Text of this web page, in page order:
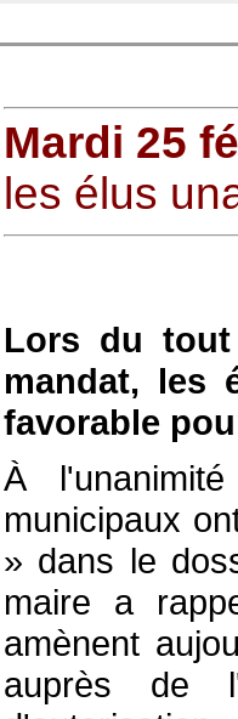
Mardi 25
les élus
Lors du
mandat, les
favorable
À
municipaux
» dans le
maire a
amènent
auprès de